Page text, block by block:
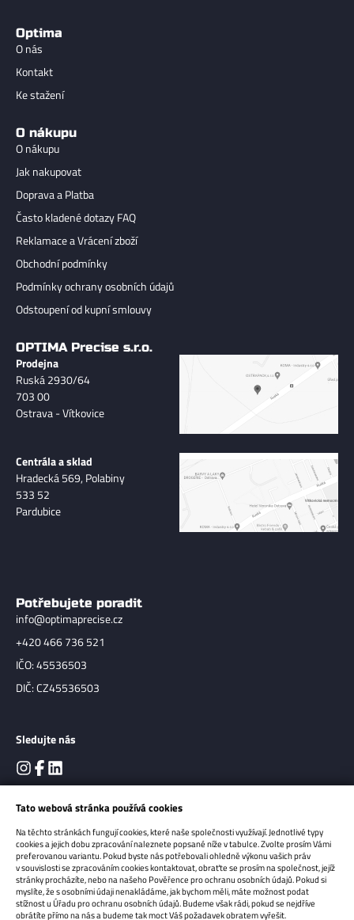
Optima
O nás
Kontakt
Ke stažení
O nákupu
O nákupu
Jak nakupovat
Doprava a Platba
Často kladené dotazy FAQ
Reklamace a Vrácení zboží
Obchodní podmínky
Podmínky ochrany osobních údajů
Odstoupení od kupní smlouvy
OPTIMA Precise s.r.o.
Prodejna
Ruská 2930/64
703 00
Ostrava - Vítkovice
Centrála a sklad
Hradecká 569, Polabiny
533 52
Pardubice
Potřebujete poradit
info@optimaprecise.cz
+420 466 736 521
IČO: 45536503
DIČ: CZ45536503
Sledujte nás
Copyright 2026OPTIMA Precise s.r.o.Všechna práva vyhrazena.
Tato webová stránka používá cookies
Na těchto stránkách fungují cookies, které naše společnosti využívají. Jednotlivé typy
cookies a jejich dobu zpracování naleznete popsané níže v tabulce. Zvolte prosím Vámi
preferovanou variantu. Pokud byste nás potřebovali ohledně výkonu vašich práv
v souvislosti se zpracováním cookies kontaktovat, obraťte se prosím na společnost, jejíž
stránky procházíte, nebo na našeho Pověřence pro ochranu osobních údajů. Pokud si
myslíte, že s osobními údaji nenakládáme, jak bychom měli, máte možnost podat
stížnost u Úřadu pro ochranu osobních údajů. Budeme však rádi, pokud se nejdříve
obrátíte přímo na nás a budeme tak moct Váš požadavek obratem vyřešit.